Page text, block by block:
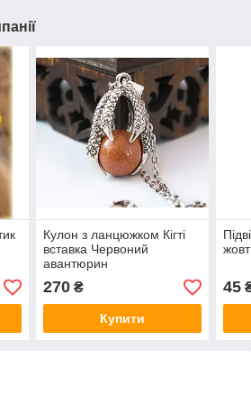
Кулон з ланцюжком Кігті
вставка Червоний
авантюрин
270₴
Купити
45